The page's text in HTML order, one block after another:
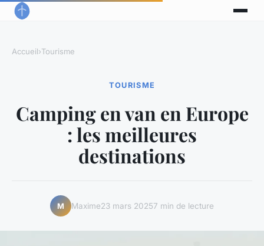
Accueil›Tourisme
TOURISME
Camping en van en Europe
: les meilleures
destinations
M Maxime23 mars 20257 min de lecture